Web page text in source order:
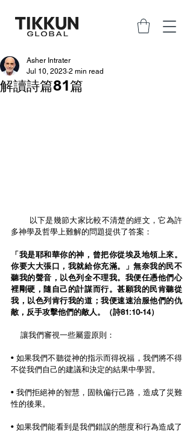
解讀詩篇81篇
Asher Intrater
Jul 10, 2023 2 min read
    以下是幾節大家比較不清楚的經文，它為許
多神學及哲學上難解的問題提供了答案：
「我是耶和華你的神，曾把你從埃及地領上來。
你要大大張口，我就給你充滿。」無奈我的民不
聽我的聲音，以色列全不理我。我便任憑他們心
裡剛硬，隨自己的計謀而行。甚願我的民肯聽從
我，以色列肯行我的道；我便速速治服他們的仇
敵，反手攻擊他們的敵人。（詩81:10-14）
    讓我們審視一些屬靈原則：
• 如果我們不聽從神的指示而得祝福，我們將不得
不從我們自己的建議和決定的結果中學習。
• 我們拒絕神的智慧，固執偏行己路，造成了災難
性的後果。
• 如果我們能看到是我們錯誤的態度和行為造成了